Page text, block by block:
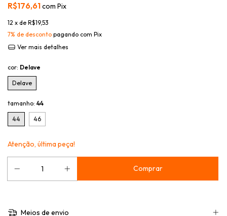
R$176,61com Pix
12 x de R$19,53
7% de desconto pagando com Pix
Ver mais detalhes
cor: Delave
Delave
tamanho: 44
44 46
Atenção, última peça!
Meios de envio